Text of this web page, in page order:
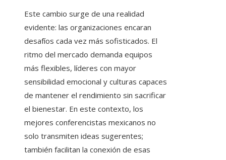
Este cambio surge de una realidad
evidente: las organizaciones encaran
desafíos cada vez más sofisticados. El
ritmo del mercado demanda equipos
más flexibles, líderes con mayor
sensibilidad emocional y culturas capaces
de mantener el rendimiento sin sacrificar
el bienestar. En este contexto, los
mejores conferencistas mexicanos no
solo transmiten ideas sugerentes;
también facilitan la conexión de esas